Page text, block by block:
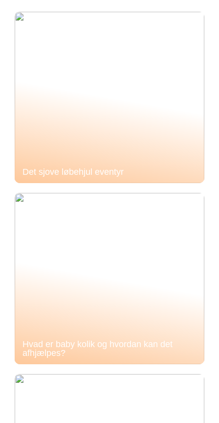
Det sjove løbehjul eventyr
Hvad er baby kolik og hvordan kan det
afhjælpes?